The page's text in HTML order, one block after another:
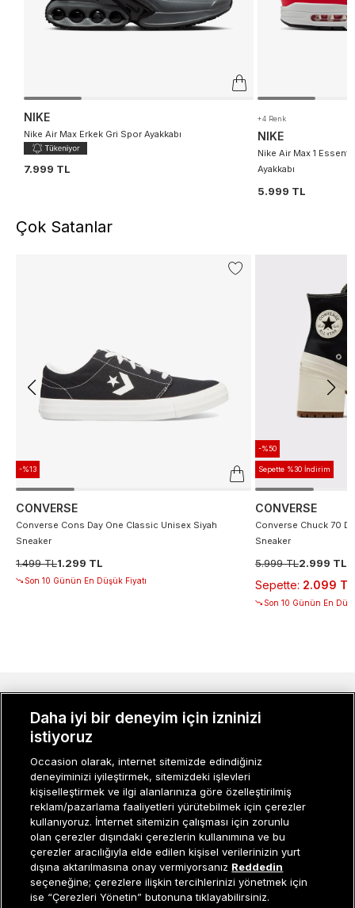
NIKE
Nike Air Max Erkek Gri Spor Ayakkabı
7.999 TL
+4 Renk
NIKE
Nike Air Max 1
Ayakkabı
5.999 TL
Çok Satanlar
-%13
CONVERSE
Converse Cons Day One Classic Unisex Siyah
Sneaker
1.499 TL1.299 TL
Son 10 Günün En Düşük Fiyatı
-%50
Sepette %30 İndirim
CONVERSE
Converse Chuck 70
Sneaker
5.999 TL2.999 TL
Sepette: 2.099 TL
Son 10 Günün En
Müşteri İlişkileri0 850 800 01 20
KURUMSAL
KADIN KATEGORILER
GRUP MARKALAR
ERKEK KATEGORILER
Daha iyi bir deneyim için izninizi
istiyoruz
Occasion olarak, internet sitemizde edindiğiniz
deneyiminizi iyileştirmek, sitemizdeki işlevleri
kişiselleştirmek ve ilgi alanlarınıza göre özelleştirilmiş
reklam/pazarlama faaliyetleri yürütebilmek için çerezler
kullanıyoruz. İnternet sitemizin çalışması için zorunlu
olan çerezler dışındaki çerezlerin kullanımına ve bu
çerezler aracılığıyla elde edilen kişisel verilerinizin yurt
dışına aktarılmasına onay vermiyorsanız Reddedin
seçeneğine; çerezlere ilişkin tercihlerinizi yönetmek için
ise “Çerezleri Yönetin” butonuna tıklayabilirsiniz.